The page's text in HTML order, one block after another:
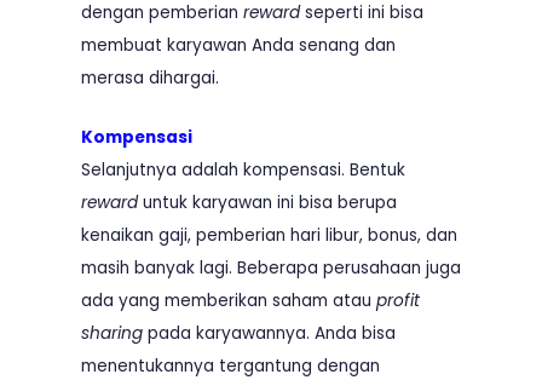
dengan pemberian rewardseperti ini bisa
membuat karyawan Anda senang dan
merasa dihargai.
Kompensasi
Selanjutnya adalah kompensasi. Bentuk
rewarduntuk karyawan ini bisa berupa
kenaikan gaji, pemberian hari libur, bonus, dan
masih banyak lagi. Beberapa perusahaan juga
ada yang memberikan saham atau profit
sharing pada karyawannya. Anda bisa
menentukannya tergantung dengan